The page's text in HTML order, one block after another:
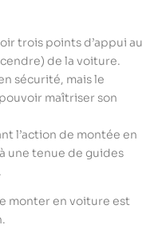
trois points d’appui au
de la voiture.
sécurité, mais le
maîtriser son
l’action de montée en
une tenue de guides
monter en voiture est